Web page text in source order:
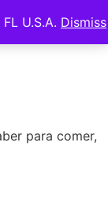
U.S.A. Dismiss
para comer,